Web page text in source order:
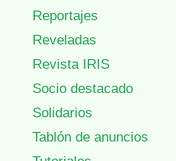
Reportajes
Reveladas
Revista IRIS
Socio destacado
Solidarios
Tablón de anuncios